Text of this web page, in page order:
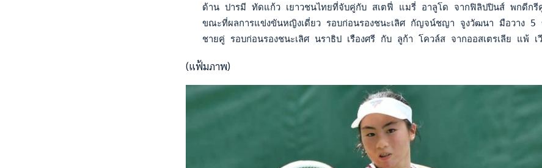
ด้าน ปารมี ทัดแก้ว เยาวชนไทยที่จับคู่กับ สเตฟี่ แมรี่ อาลูโด จากฟิลิปปินส์ พกดีก
ขณะที่ผลการแข่งขันหญิงเดี่ยว รอบก่อนรองชนะเลิศ กัญจน์ชญา จูงวัฒนา มือวาง 5
ชายคู่ รอบก่อนรองชนะเลิศ นราธิป เรืองศรี กับ ลูก้า โควล์ส จากออสเตรเลีย แพ้
(แฟ้มภาพ)